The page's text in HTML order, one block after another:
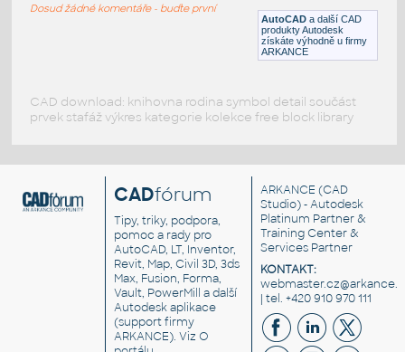
IPT Plechy AutoCAD a další CAD
produkty Autodesk
získáte výhodně u firmy
ARKANCE
Dosud žádné komentáře - buďte první
CAD download: knihovna rodina symbol detail součást
prvek stafáž výkres kategorie kolekce free block library
CADfórum
Tipy, triky, podpora,
pomoc a rady pro
AutoCAD, LT, Inventor,
Revit, Map, Civil 3D, 3ds
Max, Fusion, Forma,
Vault, PowerMill a další
Autodesk aplikace
(support firmy
ARKANCE). VizO
ARKANCE (CAD
Studio) - Autodesk
Platinum Partner &
Training Center &
Services Partner
KONTAKT:
| tel. +420 910 970 111